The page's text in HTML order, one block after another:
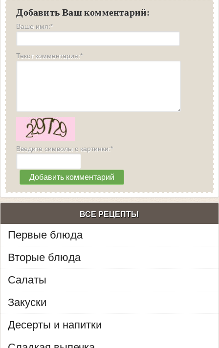
Добавить Ваш комментарий:
Ваше имя:*
Текст комментария:*
Введите символы с картинки:*
ВСЕ РЕЦЕПТЫ
Первые блюда
Вторые блюда
Салаты
Закуски
Десерты и напитки